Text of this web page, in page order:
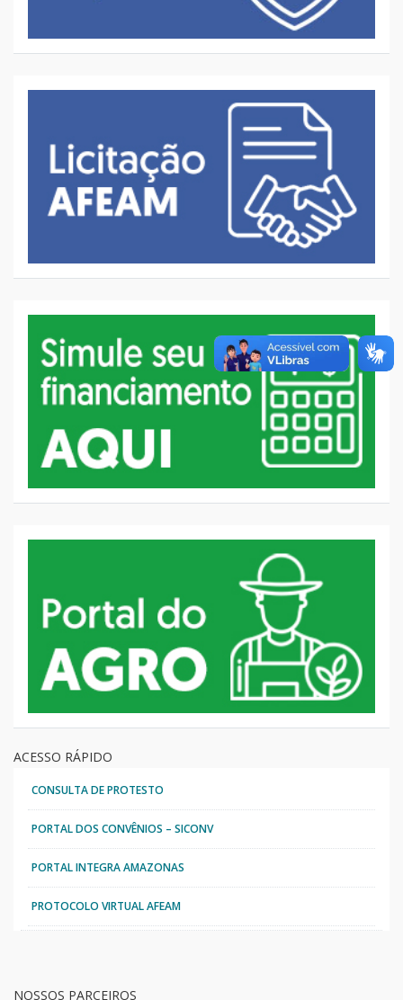
ACESSO RÁPIDO
CONSULTA DE PROTESTO
PORTAL DOS CONVÊNIOS – SICONV
PORTAL INTEGRA AMAZONAS
PROTOCOLO VIRTUAL AFEAM
NOSSOS PARCEIROS